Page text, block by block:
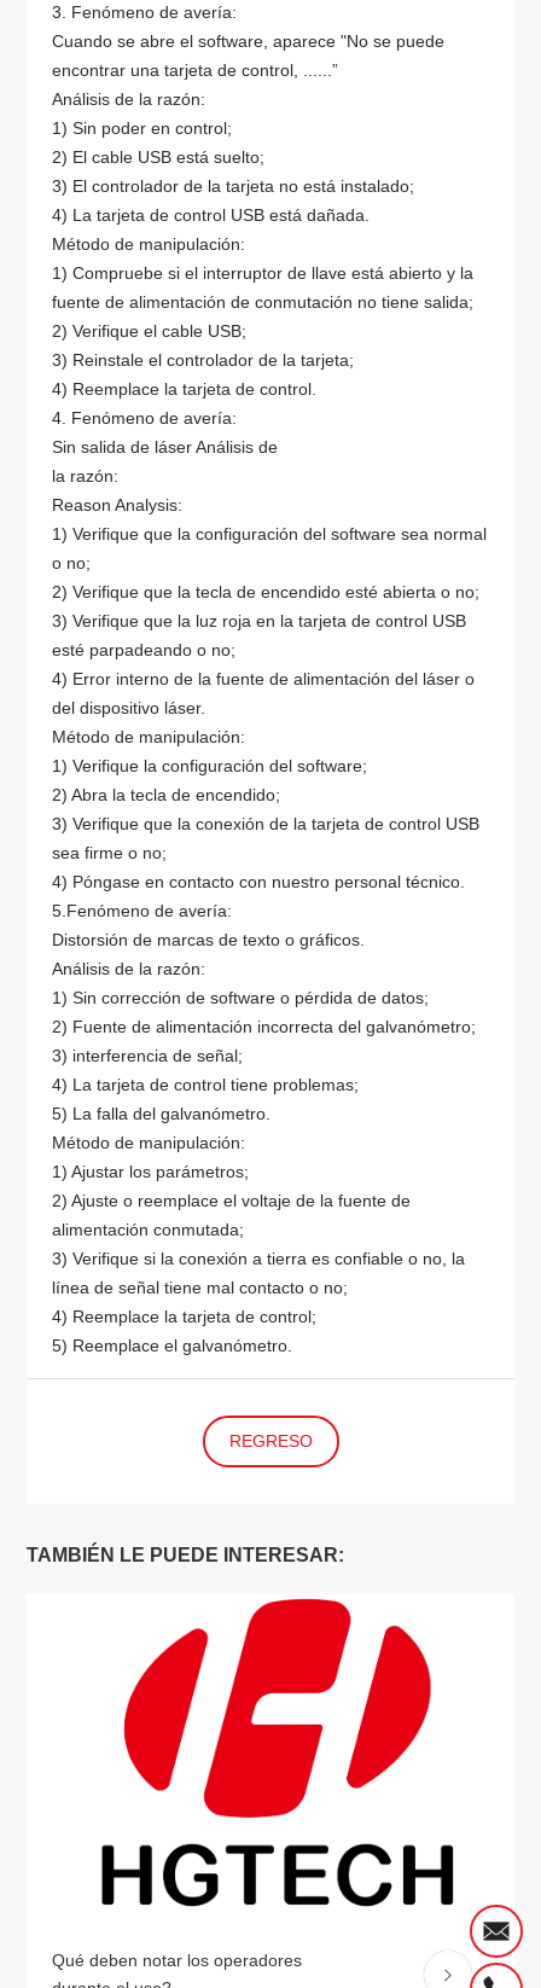
3. Fenómeno de avería:
Cuando se abre el software, aparece "No se puede
encontrar una tarjeta de control, ......”
Análisis de la razón:
1) Sin poder en control;
2) El cable USB está suelto;
3) El controlador de la tarjeta no está instalado;
4) La tarjeta de control USB está dañada.
Método de manipulación:
1) Compruebe si el interruptor de llave está abierto y la
fuente de alimentación de conmutación no tiene salida;
2) Verifique el cable USB;
3) Reinstale el controlador de la tarjeta;
4) Reemplace la tarjeta de control.
4. Fenómeno de avería:
Sin salida de láser Análisis de
la razón:
Reason Analysis:
1) Verifique que la configuración del software sea normal
o no;
2) Verifique que la tecla de encendido esté abierta o no;
3) Verifique que la luz roja en la tarjeta de control USB
esté parpadeando o no;
4) Error interno de la fuente de alimentación del láser o
del dispositivo láser.
Método de manipulación:
1) Verifique la configuración del software;
2) Abra la tecla de encendido;
3) Verifique que la conexión de la tarjeta de control USB
sea firme o no;
4) Póngase en contacto con nuestro personal técnico.
5.Fenómeno de avería:
Distorsión de marcas de texto o gráficos.
Análisis de la razón:
1) Sin corrección de software o pérdida de datos;
2) Fuente de alimentación incorrecta del galvanómetro;
3) interferencia de señal;
4) La tarjeta de control tiene problemas;
5) La falla del galvanómetro.
Método de manipulación:
1) Ajustar los parámetros;
2) Ajuste o reemplace el voltaje de la fuente de
alimentación conmutada;
3) Verifique si la conexión a tierra es confiable o no, la
línea de señal tiene mal contacto o no;
4) Reemplace la tarjeta de control;
5) Reemplace el galvanómetro.
REGRESO
TAMBIÉN LE PUEDE INTERESAR:
Qué deben notar los operadores